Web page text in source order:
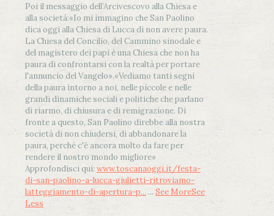
Poi il messaggio dell’Arcivescovo alla Chiesa e
alla società:«Io mi immagino che San Paolino
dica oggi alla Chiesa di Lucca di non avere paura.
La Chiesa del Concilio, del Cammino sinodale e
del magistero dei papi è una Chiesa che non ha
paura di confrontarsi con la realtà per portare
l'annuncio del Vangelo».«Vediamo tanti segni
della paura intorno a noi, nelle piccole e nelle
grandi dinamiche sociali e politiche che parlano
di riarmo, di chiusura e di remigrazione. Di
fronte a questo, San Paolino direbbe alla nostra
società di non chiudersi, di abbandonare la
paura, perché c'è ancora molto da fare per
rendere il nostro mondo migliore»
Approfondisci qui: www.toscanaoggi.it/festa-
di-san-paolino-a-lucca-giulietti-ritroviamo-
latteggiamento-di-apertura-p... ... See MoreSee
Less